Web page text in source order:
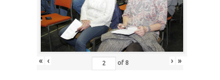
« ‹ of 8 › »